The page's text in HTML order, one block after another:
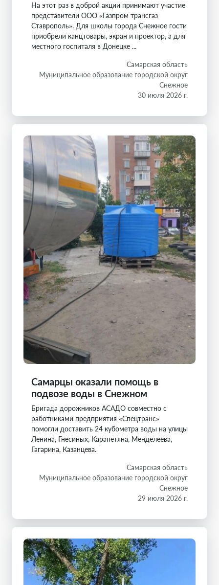
На этот раз в доброй акции принимают участие
представители ООО «Газпром трансгаз
Ставрополь». Для школы города Снежное гости
приобрели канцтовары, экран и проектор, а для
местного госпиталя в Донецке ...
Самарская область
Муниципальное образование городской округ
Снежное
30 июля 2026 г.
Самарцы оказали помощь в
подвозе воды в Снежном
Бригада дорожников АСАДО совместно с
работниками предприятия «Спецтранс»
помогли доставить 24 кубометра воды на улицы
Ленина, Гнесиных, Карапетяна, Менделеева,
Гагарина, Казанцева.
Самарская область
Муниципальное образование городской округ
Снежное
29 июля 2026 г.